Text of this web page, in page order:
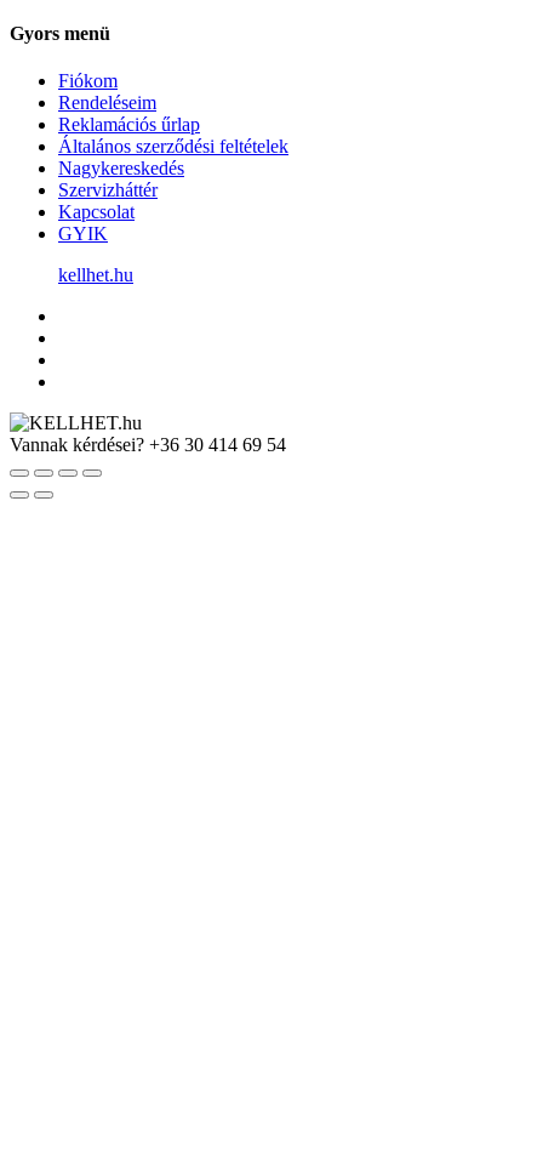
Gyors menü
Fiókom
Rendeléseim
Reklamációs űrlap
Általános szerződési feltételek
Nagykereskedés
Szervizháttér
Kapcsolat
GYIK
kellhet.hu
Vannak kérdései? +36 30 414 69 54